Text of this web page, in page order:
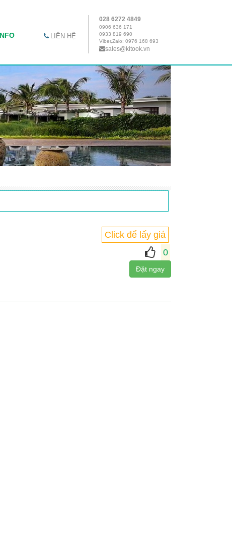
LIÊN HỆ
028 6272 4849
0906 636 171
0933 819 690
Viber,Zalo: 0976 168 693
sales@kitook.vn
Next
Click để lấy giá
0
Đặt ngay